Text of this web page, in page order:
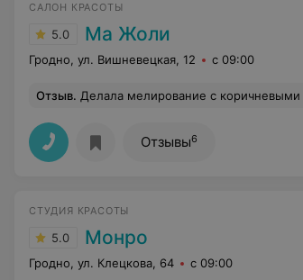
САЛОН КРАСОТЫ
5.0 Ма Жоли
Гродно, ул. Вишневецкая, 12 с 09:00
Отзыв. Делала мелирование с коричневыми
Отзывы6
СТУДИЯ КРАСОТЫ
5.0 Монро
Гродно, ул. Клецкова, 64 с 09:00